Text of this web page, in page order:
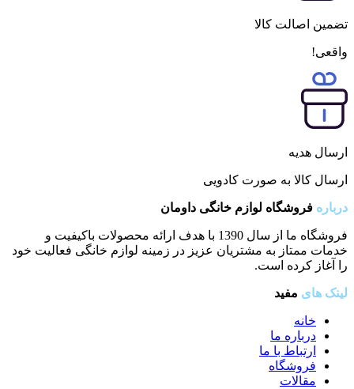
تضمین اصالت کالا
واقعی!
ارسال هدیه
ارسال کالا به صورت کادویی
درباره فروشگاه لوازم خانگی داومان
فروشگاه ما از سال 1390 با هدف ارائه محصولات باکیفیت و
خدمات ممتاز به مشتریان عزیز در زمینه لوازم خانگی فعالیت خود
را آغاز کرده است.
لینک های مفید
خانه
درباره ما
ارتباط با ما
فروشگاه
مقالات